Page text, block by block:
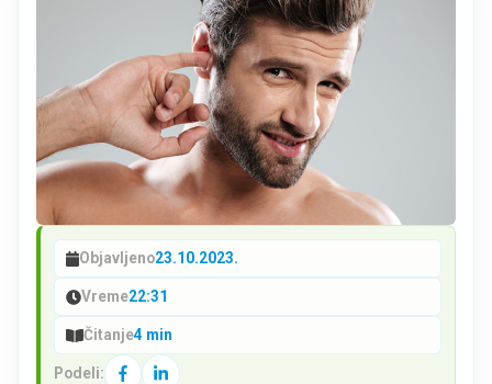
Objavljeno23.10.2023.
Vreme22:31
Čitanje4 min
Podeli: